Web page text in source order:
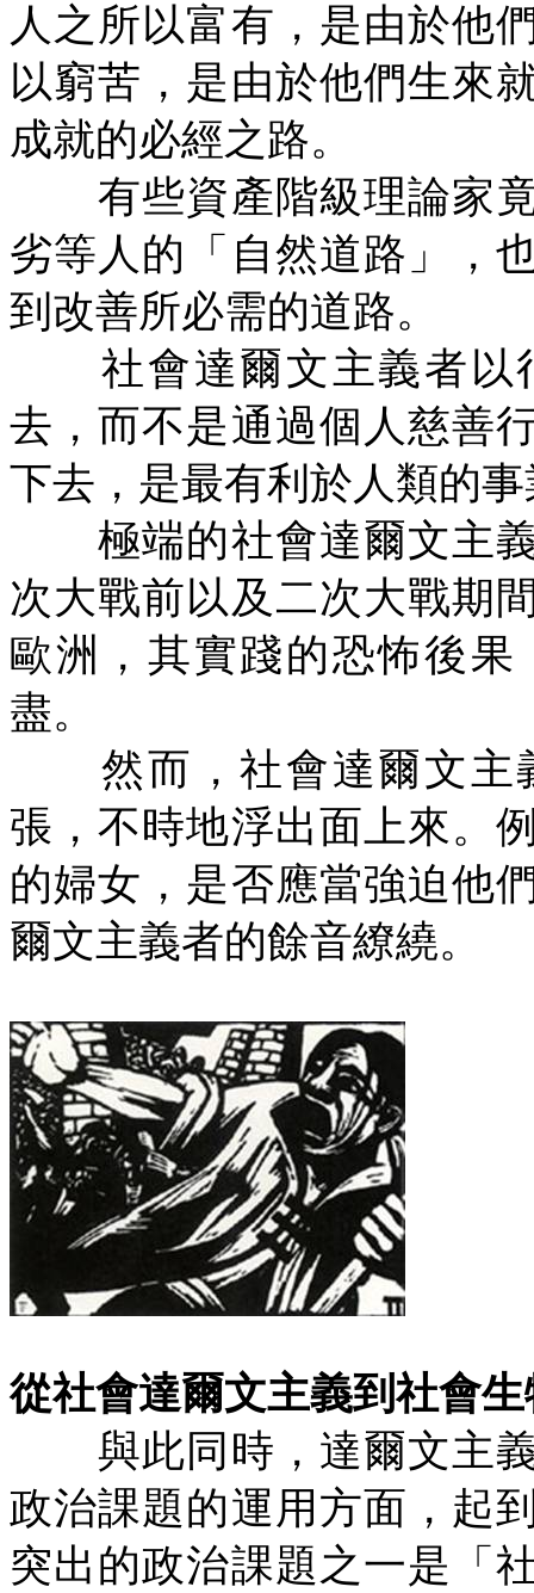
人之所以富有，是由於他
以窮苦，是由於他們生來
成就的必經之路。
有些資產階級理論家竟
劣等人的「自然道路」，
到改善所必需的道路。
社會達爾文主義者以
去，而不是通過個人慈善
下去，是最有利於人類的
極端的社會達爾文主義
次大戰前以及二次大戰期
歐洲，其實踐的恐怖後
盡。
然而，社會達爾文主
張，不時地浮出面上來。
的婦女，是否應當強迫他
爾文主義者的餘音繚繞。
從社會達爾文主義到社會
與此同時，達爾文主義
政治課題的運用方面，起
突出的政治課題之一是「